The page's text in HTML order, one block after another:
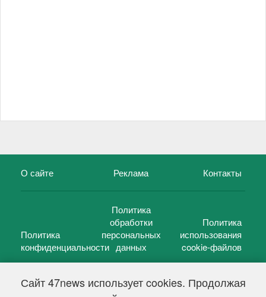
Сайт 47news использует cookies. Продолжая
О сайте Реклама Контакты
Политика
конфиденциальности
Политика
обработки
персональных
данных
Политика
использования
cookie-файлов